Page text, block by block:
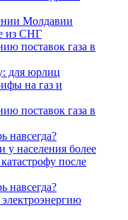
Молдавии
из СНГ
поставок газа в
поставок газа в
навсегда?
навсегда?